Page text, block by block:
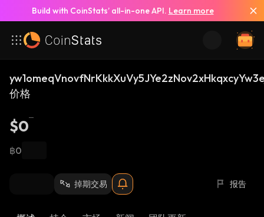
Build with CoinStats’ all-in-one API. Learn more
价格
$0
฿0
掉期交易 报告